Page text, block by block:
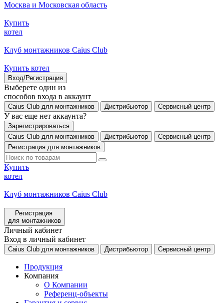
Москва и Московская область
Купить
котел
Клуб монтажников Caius Club
Купить котел
Вход/Регистрация
Выберете один из
способов входа в аккаунт
Caius Club для монтажников Дистрибьютор Сервисный центр
У вас еще нет аккаунта?
Зарегистрироваться
Caius Club для монтажников
Дистрибьютор
Сервисный центр
Регистрация для монтажников
Купить
котел
Клуб монтажников Caius Club
Регистрация
для монтажников
Личный кабинет
Вход в личный кабинет
Caius Club для монтажников Дистрибьютор Сервисный центр
Продукция
Компания
О Компании
Референц-объекты